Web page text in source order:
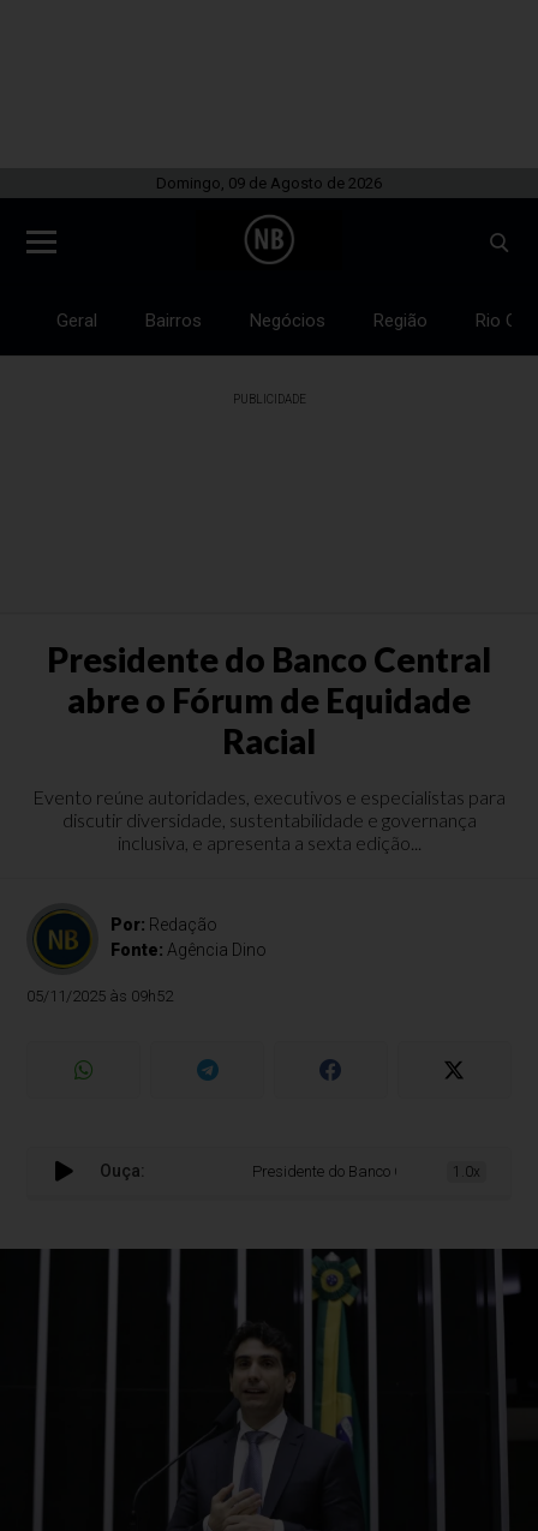
Domingo, 09 de Agosto de 2026
Geral Bairros Negócios Região Rio
PUBLICIDADE
Presidente do Banco Central
abre o Fórum de Equidade
Racial
Evento reúne autoridades, executivos e especialistas para
discutir diversidade, sustentabilidade e governança
inclusiva, e apresenta a sexta edição...
Por: Redação
Fonte: Agência Dino
05/11/2025 às 09h52
Ouça: Presidente do Banco Central abre o Fórum
1.0x